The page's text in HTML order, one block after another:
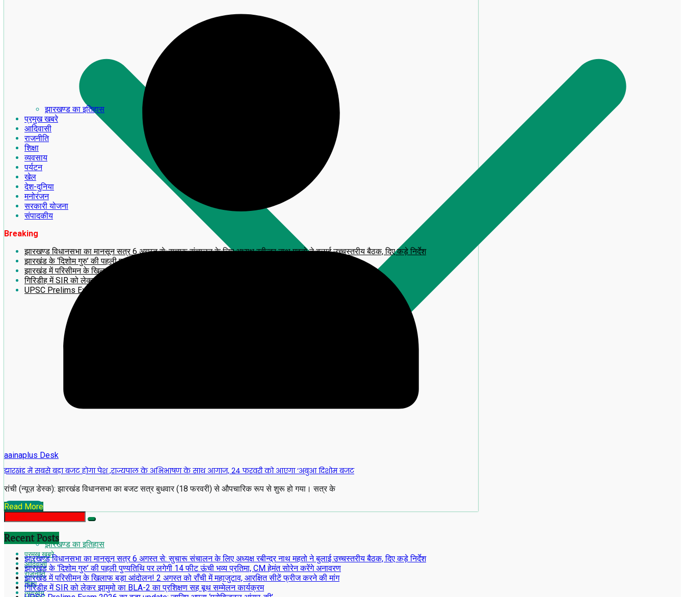
झारखण्ड का इतिहास
प्रमुख खबरे
आदिवासी
राजनीति
शिक्षा
व्यवसाय
झारखण्ड का इतिहास
प्रमुख खबरे
आदिवासी
राजनीति
शिक्षा
व्यवसाय
पर्यटन
खेल
देश-दुनिया
मनोरंजन
सरकारी योजना
संपादकीय
Breaking
झारखण्ड विधानसभा का मानसून सत्र 6 अगस्त से: सुचारू संचालन के लिए अध्यक्ष रबीन्द्र नाथ महतो ने बुलाई उच्चस्तरीय बैठक, दिए कड़े निर्देश
झारखंड के ‘दिशोम गुरु’ की पहली पुण्यतिथि पर लगेगी 14 फीट ऊंची भव्य प्रतिमा, CM हेमंत सोरेन करेंगे अनावरण
झारखंड में परिसीमन के खिलाफ बड़ा आंदोलन! 2 अगस्त को राँची में महाजुटाव, आरक्षित सीटें फ्रीज करने की मांग
गिरिडीह में SIR को लेकर झामुमो का BLA-2 का प्रशिक्षण सह बूथ सम्मेलन कार्यक्रम
UPSC Prelims Exam 2026 का बड़ा update: जानिए अपना ‘प्रोविजनल आंसर-की’
aainaplus Desk
झारखंड में सबसे बड़ा बजट होगा पेश ,राज्यपाल के अभिभाषण के साथ आगाज, 24 फरवरी को आएगा ‘अबुआ दिशोम बजट
रांची (न्यूज़ डेस्क): झारखंड विधानसभा का बजट सत्र बुधवार (18 फरवरी) से औपचारिक रूप से शुरू हो गया। सत्र के
Read More
Recent Posts
झारखण्ड विधानसभा का मानसून सत्र 6 अगस्त से: सुचारू संचालन के लिए अध्यक्ष रबीन्द्र नाथ महतो ने बुलाई उच्चस्तरीय बैठक, दिए कड़े निर्देश
झारखंड के ‘दिशोम गुरु’ की पहली पुण्यतिथि पर लगेगी 14 फीट ऊंची भव्य प्रतिमा, CM हेमंत सोरेन करेंगे अनावरण
झारखंड में परिसीमन के खिलाफ बड़ा आंदोलन! 2 अगस्त को राँची में महाजुटाव, आरक्षित सीटें फ्रीज करने की मांग
गिरिडीह में SIR को लेकर झामुमो का BLA-2 का प्रशिक्षण सह बूथ सम्मेलन कार्यक्रम